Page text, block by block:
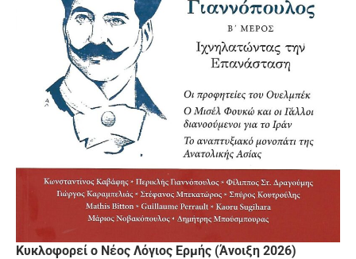
Κυκλοφορεί ο Νέος Λόγιος Ερμής (Άνοιξη 2026)